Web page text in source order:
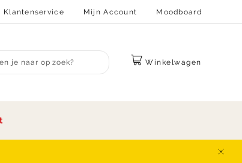
Klantenservice Mijn Account Moodboard
Winkelwagen